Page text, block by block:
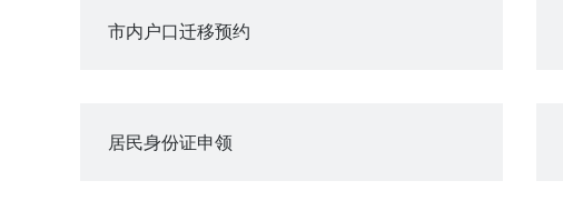
市内户口迁移预约
居民身份证申领